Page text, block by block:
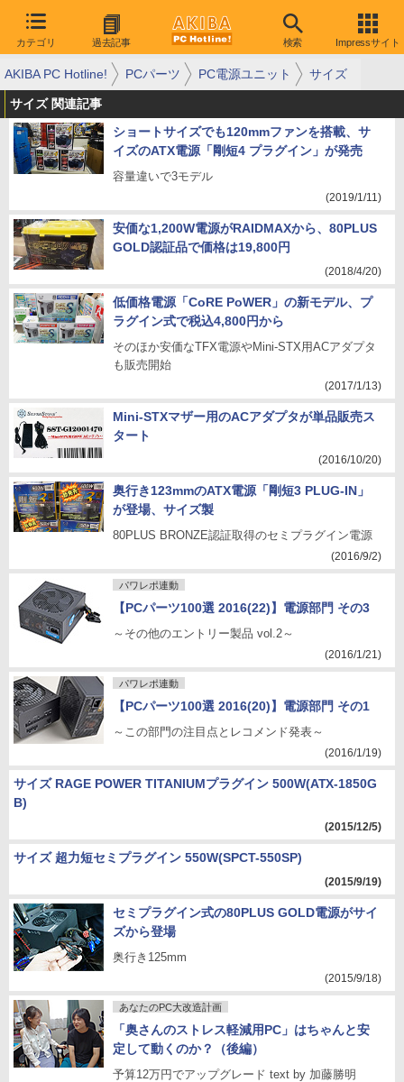
カテゴリ 過去記事 検索 Impressサイト
AKIBA PC Hotline! PCパーツ PC電源ユニット サイズ
サイズ 関連記事
ショートサイズでも120mmファンを搭載、サ
イズのATX電源「剛短4 プラグイン」が発売
容量違いで3モデル
(2019/1/11)
安価な1,200W電源がRAIDMAXから、80PLUS
GOLD認証品で価格は19,800円
(2018/4/20)
低価格電源「CoRE PoWER」の新モデル、プ
ラグイン式で税込4,800円から
そのほか安価なTFX電源やMini-STX用ACアダプタ
も販売開始
(2017/1/13)
Mini-STXマザー用のACアダプタが単品販売ス
タート
(2016/10/20)
奥行き123mmのATX電源「剛短3 PLUG-IN」
が登場、サイズ製
80PLUS BRONZE認証取得のセミプラグイン電源
(2016/9/2)
パワレポ連動
【PCパーツ100選 2016(22)】電源部門 その3
～その他のエントリー製品 vol.2～
(2016/1/21)
パワレポ連動
【PCパーツ100選 2016(20)】電源部門 その1
～この部門の注目点とレコメンド発表～
(2016/1/19)
サイズ RAGE POWER TITANIUMプラグイン 500W(ATX-1850G
B)
(2015/12/5)
サイズ 超力短セミプラグイン 550W(SPCT-550SP)
(2015/9/19)
セミプラグイン式の80PLUS GOLD電源がサイ
ズから登場
奥行き125mm
(2015/9/18)
あなたのPC大改造計画
「奥さんのストレス軽減用PC」はちゃんと安
定して動くのか？（後編）
予算12万円でアップグレード text by 加藤勝明